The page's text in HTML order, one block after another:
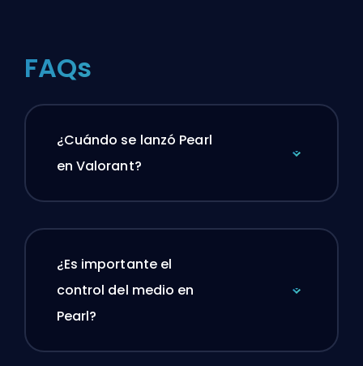
FAQs
¿Cuándo se lanzó Pearl
en Valorant?
¿Es importante el
control del medio en
Pearl?